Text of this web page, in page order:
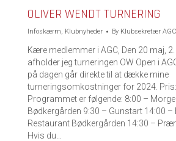
OLIVER WENDT TURNERING
Infoskærm, Klubnyheder By Klubsekretær AGC
Kære medlemmer i AGC, Den 20 maj, 2.
afholder jeg turneringen OW Open i
på dagen går direkte til at dække mine
turneringsomkostninger for 2024.
Programmet er følgende: 8:00 –
Bødkergården 9:30 – Gunstart 14:00 –
Restaurant Bødkergården 14:30 –
Hvis du…